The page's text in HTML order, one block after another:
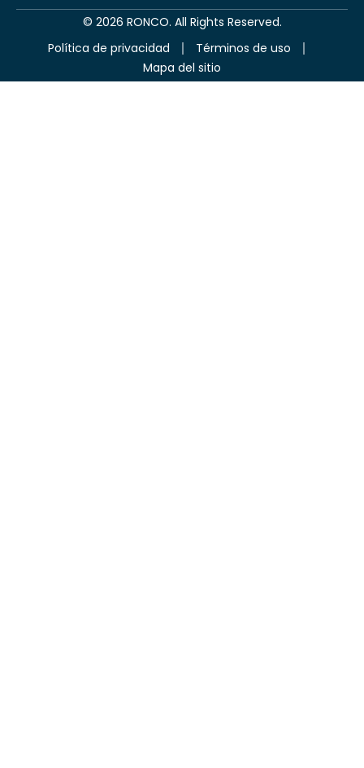
© 2026 RONCO. All Rights Reserved.
Política de privacidad
Términos de uso
Mapa del sitio